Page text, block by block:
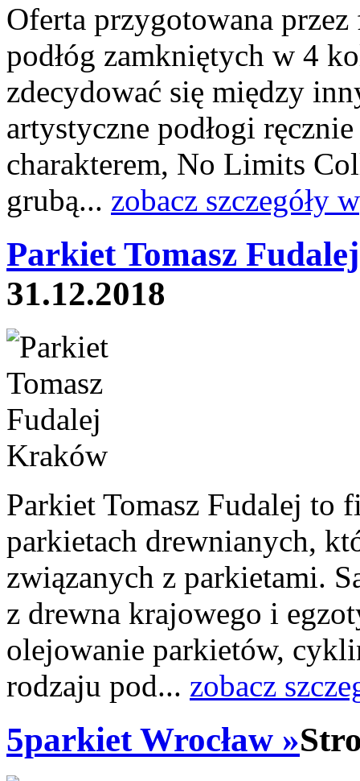
Oferta przygotowana
podłóg zamkniętych w 4
zdecydować się między
artystyczne podłogi
charakterem, No Limits
grubą... zobacz szczegóły
Parkiet Tomasz
31.12.2018
Parkiet Tomasz Fudalej to
parkietach drewnianych,
związanych z parkietami.
z drewna krajowego i
olejowanie parkietów,
rodzaju pod... zobacz
5parkiet Wrocław »